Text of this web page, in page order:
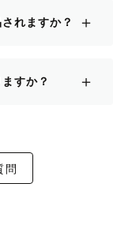
れますか？ ＋
すか？ ＋
問